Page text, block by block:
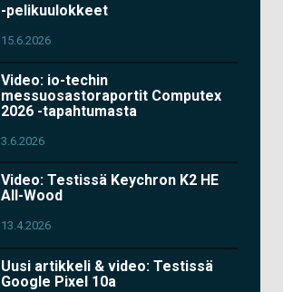
-pelikuulokkeet
15.6.2026
Video: io-techin
messuosastoraportit Computex
2026 -tapahtumasta
3.6.2026
Video: Testissä Keychron K2 HE
All-Wood
13.4.2026
Uusi artikkeli & video: Testissä
Google Pixel 10a